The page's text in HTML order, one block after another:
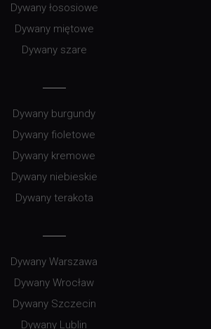
Dywany łososiowe
Dywany miętowe
Dywany szare
Dywany burgundy
Dywany fioletowe
Dywany kremowe
Dywany niebieskie
Dywany terakota
Dywany Warszawa
Dywany Wrocław
Dywany Szczecin
Dywany Lublin